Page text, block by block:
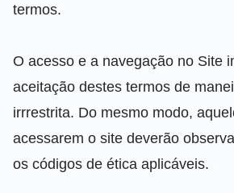
termos.
O acesso e a navegação no Site
aceitação destes termos de
irrrestrita. Do mesmo modo,
acessarem o site deverão
os códigos de ética aplicáveis.